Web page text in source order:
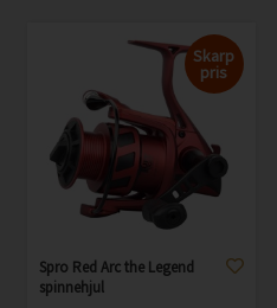
Skarp
pris
Spro Red Arc the Legend
spinnehjul